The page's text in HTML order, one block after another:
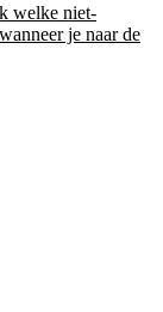
welke niet-
je naar de